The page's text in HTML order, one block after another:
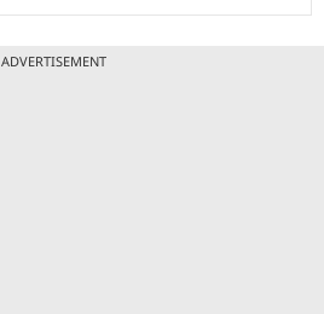
ADVERTISEMENT